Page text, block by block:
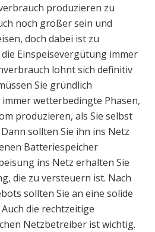
produzieren zu
noch größer sein und
doch dabei ist zu
Einspeisevergütung immer
lohnt sich definitiv
Sie gründlich
wetterbedingte Phasen,
produzieren, als Sie selbst
sollten Sie ihn ins Netz
Batteriespeicher
ins Netz erhalten Sie
die zu versteuern ist. Nach
sollten Sie an eine solide
die rechtzeitige
Netzbetreiber ist wichtig.